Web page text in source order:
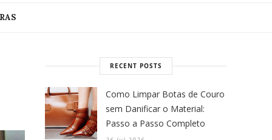
RECENT POSTS
Como Limpar Botas de Couro
sem Danificar o Material:
Passo a Passo Completo